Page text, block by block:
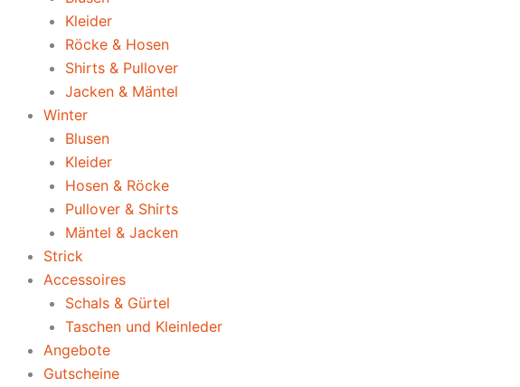
Kleider
Röcke & Hosen
Shirts & Pullover
Jacken & Mäntel
Winter
Blusen
Kleider
Hosen & Röcke
Pullover & Shirts
Mäntel & Jacken
Strick
Accessoires
Schals & Gürtel
Taschen und Kleinleder
Angebote
Gutscheine